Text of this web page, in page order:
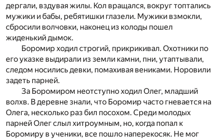
дергали, вздувая жилы. Кол вращался, вокруг топтались
мужики и бабы, ребятишки глазели. Мужики взмокли,
сбросили волчовки, наконец из колоды пошел
жиденький дымок.
Боромир ходил строгий, прикрикивал. Охотники по
его указке выдирали из земли камни, пни, утаптывали,
следом носились девки, помахивая вениками. Норовили
задеть парней.
За Боромиром неотступно ходил Олег, младший
волхв. В деревне знали, что Боромир часто гневается на
Олега, несколько раз бил посохом. Среди молодых
парней Олег слыл хитроумным, но, когда попал к
Боромиру в ученики, все пошло наперекосяк. Не мог